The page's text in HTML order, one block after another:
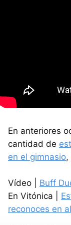
En anteriores
cantidad de
en el gimnasio,
Vídeo | Buff
En Vitónica |
reconoces en